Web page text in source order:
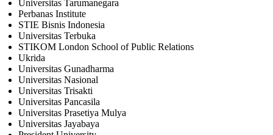
Universitas Tarumanegara
Perbanas Institute
STIE Bisnis Indonesia
Universitas Terbuka
STIKOM London School of Public Relations
Ukrida
Universitas Gunadharma
Universitas Nasional
Universitas Trisakti
Universitas Pancasila
Universitas Prasetiya Mulya
Universitas Jayabaya